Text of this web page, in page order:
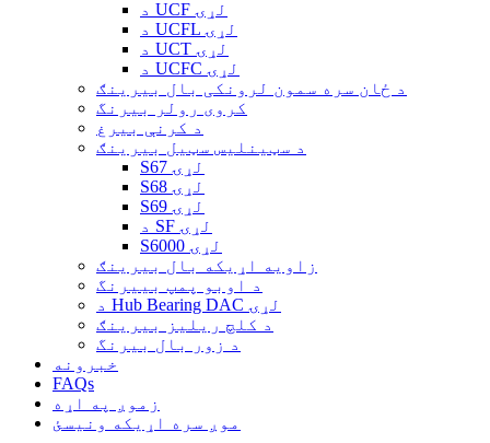
د UCF لړۍ
د UCFL لړۍ
د UCT لړۍ
د UCFC لړۍ
د ځان سره سمون لرونکی بال بیرینګ
کروی رولر بیرنگ
د کرنې بیرغ
د سټینلیس سټیل بیرینګ
S67 لړۍ
S68 لړۍ
S69 لړۍ
د SF لړۍ
S6000 لړۍ
زاویه اړیکه بال بیرینګ
د اوبو پمپ بییرنگ
د Hub Bearing DAC لړۍ
د کلچ ریلیز بیرینګ
د زور بال بیرنگ
خبرونه
FAQs
زموږ په اړه
موږ سره اړیکه ونیسئ